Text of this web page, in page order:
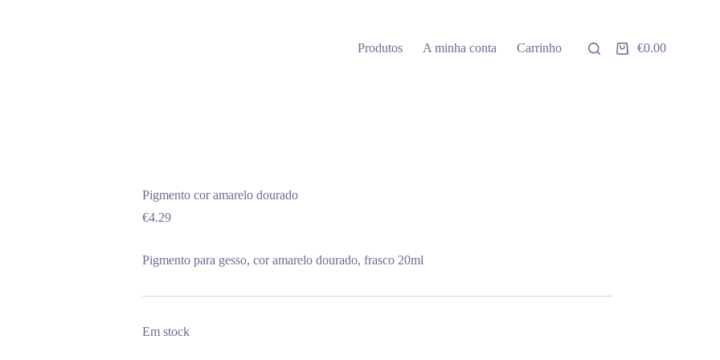
Produtos A minha conta Carrinho
Carrinho
€0.00
Pigmento cor amarelo dourado
€4.29
Pigmento para gesso, cor amarelo dourado, frasco 20ml
Em stock